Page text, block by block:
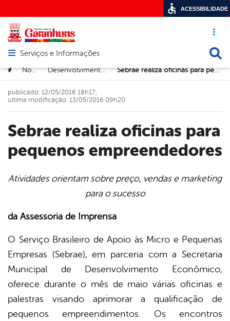
Acesso
Abrir menu principal de navegação
Serviços e Informações
Você está aqui:
> Notícias > Desenvolvimento Econômico > Sebrae realiza oficinas para pequenos empreendedores
Sebrae realiza oficinas para
pequenos empreendedores
publicado: 12/05/2016 18h17,
última modificação: 13/05/2016 09h20
Atividades orientam sobre preço, vendas e marketing
para o sucesso
da Assessoria de Imprensa
O Serviço Brasileiro de Apoio às Micro e Pequenas
Empresas (Sebrae), em parceria com a Secretaria
Municipal de Desenvolvimento Econômico,
oferece durante o mês de maio várias oficinas e
palestras visando aprimorar a qualificação de
pequenos empreendimentos. Os encontros
ACESSIBILIDADE